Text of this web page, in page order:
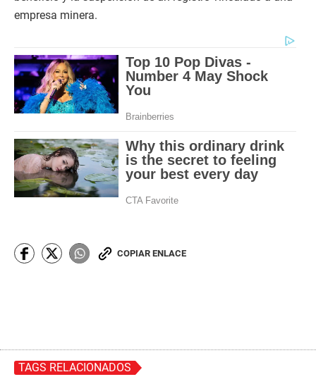
empresa minera.
COPIAR ENLACE
TAGS RELACIONADOS